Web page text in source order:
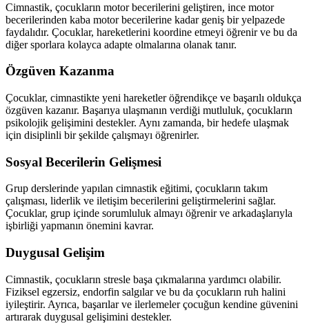
Cimnastik, çocukların motor becerilerini geliştiren, ince motor
becerilerinden kaba motor becerilerine kadar geniş bir yelpazede
faydalıdır. Çocuklar, hareketlerini koordine etmeyi öğrenir ve bu da
diğer sporlara kolayca adapte olmalarına olanak tanır.
Özgüven Kazanma
Çocuklar, cimnastikte yeni hareketler öğrendikçe ve başarılı oldukça
özgüven kazanır. Başarıya ulaşmanın verdiği mutluluk, çocukların
psikolojik gelişimini destekler. Aynı zamanda, bir hedefe ulaşmak
için disiplinli bir şekilde çalışmayı öğrenirler.
Sosyal Becerilerin Gelişmesi
Grup derslerinde yapılan cimnastik eğitimi, çocukların takım
çalışması, liderlik ve iletişim becerilerini geliştirmelerini sağlar.
Çocuklar, grup içinde sorumluluk almayı öğrenir ve arkadaşlarıyla
işbirliği yapmanın önemini kavrar.
Duygusal Gelişim
Cimnastik, çocukların stresle başa çıkmalarına yardımcı olabilir.
Fiziksel egzersiz, endorfin salgılar ve bu da çocukların ruh halini
iyileştirir. Ayrıca, başarılar ve ilerlemeler çocuğun kendine güvenini
artırarak duygusal gelişimini destekler.